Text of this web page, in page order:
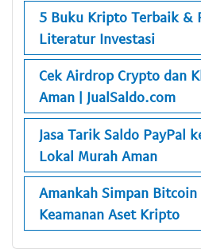
5 Buku Kripto Terbaik &
Literatur Investasi
Cek Airdrop Crypto dan
Aman | JualSaldo.com
Jasa Tarik Saldo PayPal
Lokal Murah Aman
Amankah Simpan
Keamanan Aset Kripto